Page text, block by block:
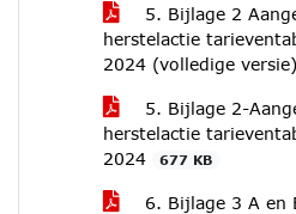
5. Bijlage 2
herstelactie
2024 (volledige versie)
5. Bijlage 2-
herstelactie
2024
677 KB
6. Bijlage 3 A en